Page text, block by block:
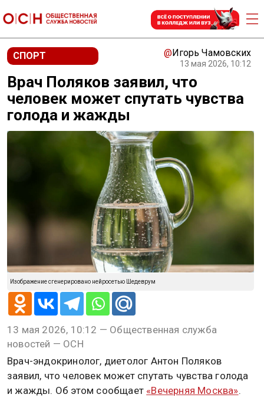
СПОРТ @Игорь Чамовских
13 мая 2026, 10:12
Врач Поляков заявил, что
человек может спутать чувства
голода и жажды
Изображение сгенерировано нейросетью Шедеврум
13 мая 2026, 10:12 — Общественная служба
новостей — ОСН
Врач-эндокринолог, диетолог Антон Поляков
заявил, что человек может спутать чувства голода
и жажды. Об этом сообщает «Вечерняя Москва».